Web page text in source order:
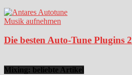
Musik aufnehmen
Die besten Auto-Tune Plugins
Mixing: beliebte Artikel